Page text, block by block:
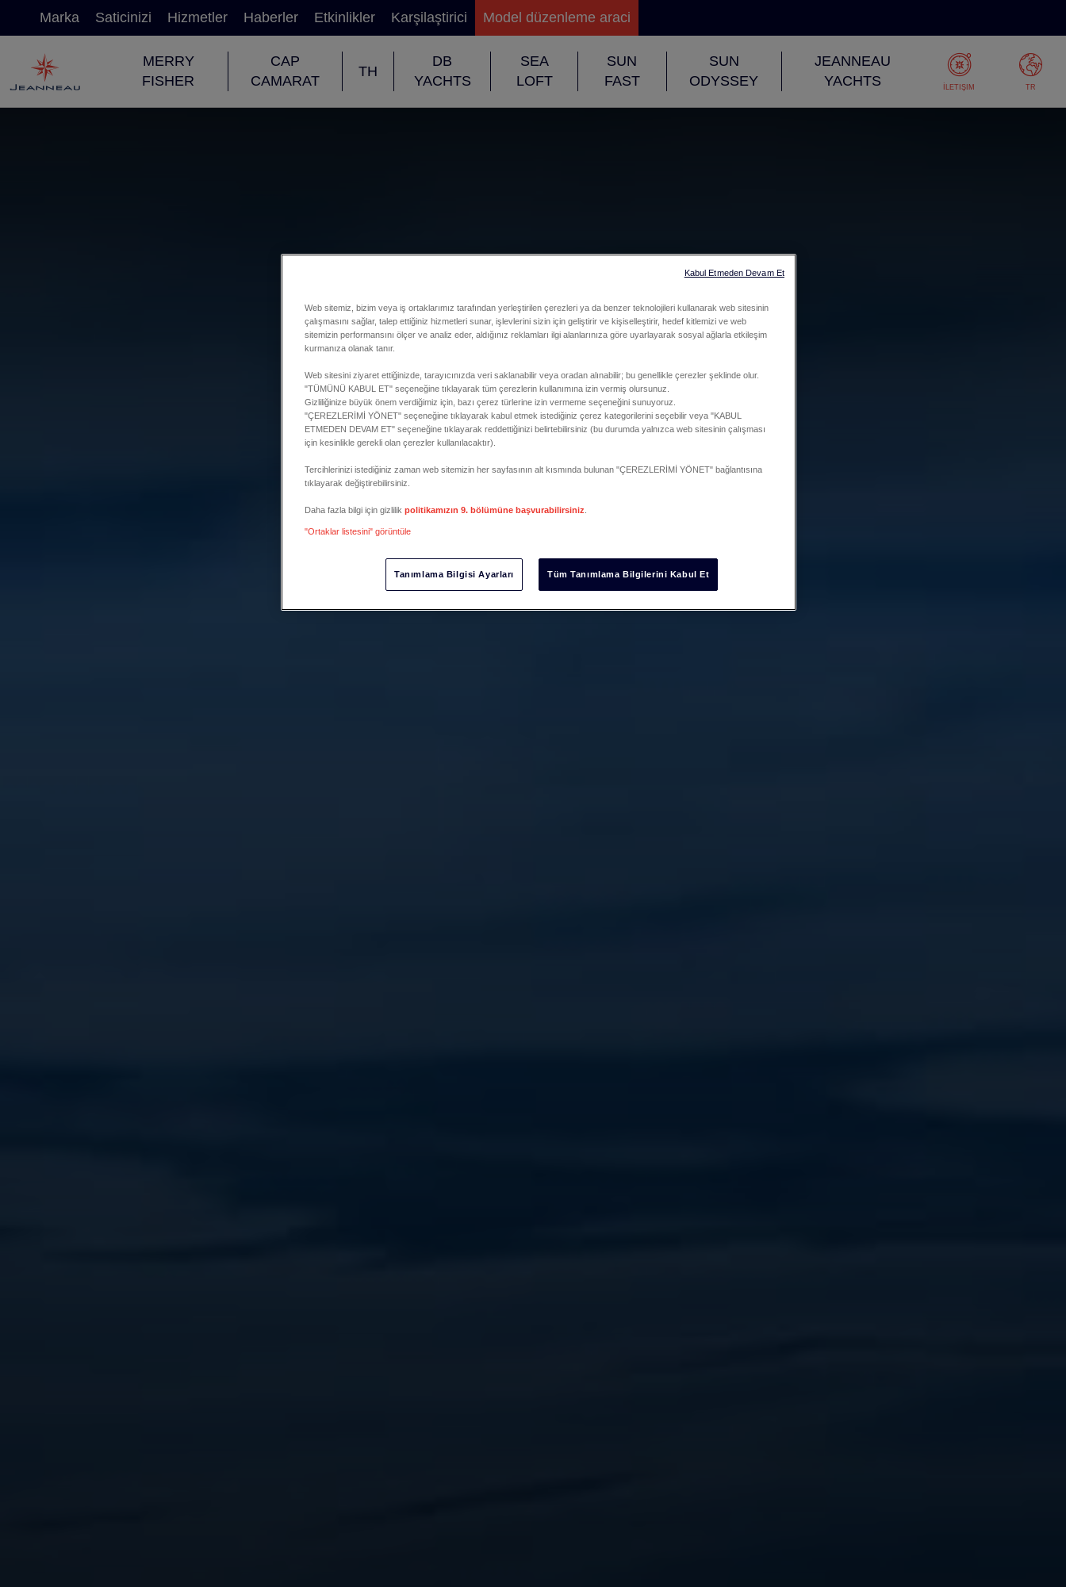
Marka Saticinizi Hizmetler Haberler Etkinlikler Karşilaştirici Model düzenleme araci
MERRY
FISHER
CAP
CAMARAT
TH
DB
YACHTS
SEA
LOFT
SUN
FAST
SUN
ODYSSEY
JEANNEAU
YACHTS
İLETIŞIM TR
Web sitemiz, bizim veya iş ortaklarımız tarafından yerleştirilen çerezleri ya da benzer teknolojileri kullanarak web sitesinin
çalışmasını sağlar, talep ettiğiniz hizmetleri sunar, işlevlerini sizin için geliştirir ve kişiselleştirir, hedef kitlemizi ve web
sitemizin performansını ölçer ve analiz eder, aldığınız reklamları ilgi alanlarınıza göre uyarlayarak sosyal ağlarla etkileşim
kurmanıza olanak tanır.
Web sitesini ziyaret ettiğinizde, tarayıcınızda veri saklanabilir veya oradan alınabilir; bu genellikle çerezler şeklinde olur.
"TÜMÜNÜ KABUL ET" seçeneğine tıklayarak tüm çerezlerin kullanımına izin vermiş olursunuz.
Gizliliğinize büyük önem verdiğimiz için, bazı çerez türlerine izin vermeme seçeneğini sunuyoruz.
"ÇEREZLERİMİ YÖNET" seçeneğine tıklayarak kabul etmek istediğiniz çerez kategorilerini seçebilir veya "KABUL
ETMEDEN DEVAM ET" seçeneğine tıklayarak reddettiğinizi belirtebilirsiniz (bu durumda yalnızca web sitesinin çalışması
için kesinlikle gerekli olan çerezler kullanılacaktır).
Tercihlerinizi istediğiniz zaman web sitemizin her sayfasının alt kısmında bulunan "ÇEREZLERİMİ YÖNET" bağlantısına
tıklayarak değiştirebilirsiniz.
Daha fazla bilgi için gizlilik politikamızın 9. bölümüne başvurabilirsiniz
"Ortaklar listesini" görüntüle
Tanımlama Bilgisi Ayarları Tüm Tanımlama Bilgilerini Kabul Et
Kabul Etmeden Devam Et